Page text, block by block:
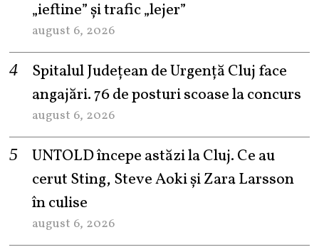
„ieftine” și trafic „lejer”
august 6, 2026
Spitalul Județean de Urgență Cluj face
angajări. 76 de posturi scoase la concurs
august 6, 2026
UNTOLD începe astăzi la Cluj. Ce au
cerut Sting, Steve Aoki și Zara Larsson
în culise
august 6, 2026